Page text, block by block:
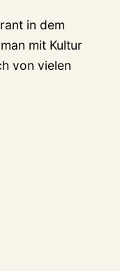
in dem
mit Kultur
von vielen